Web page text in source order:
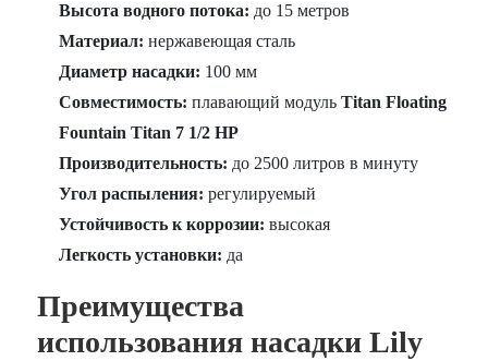
Высота водного потока: до 15 метров
Материал: нержавеющая сталь
Диаметр насадки: 100 мм
Совместимость: плавающий модульTitan Floating
Fountain Titan 7 1/2 HP
Производительность: до 2500 литров в минуту
Угол распыления: регулируемый
Устойчивость к коррозии: высокая
Легкость установки: да
Преимущества
использования насадки Lily